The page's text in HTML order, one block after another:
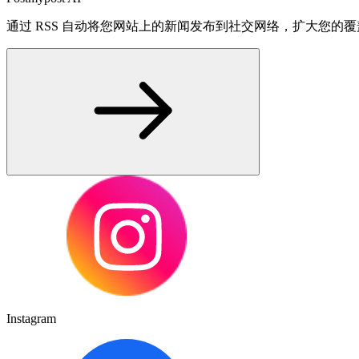
通过 RSS 自动将您网站上的新闻发布到社交网络，扩大您的覆
Instagram